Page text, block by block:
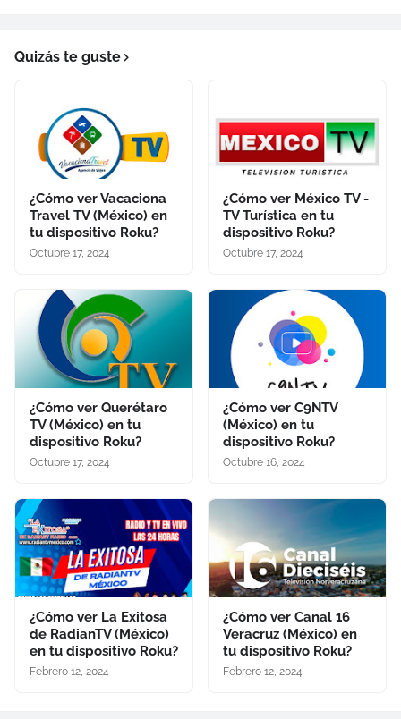
Quizás te guste
¿Cómo ver Vacaciona
Travel TV (México) en
tu dispositivo Roku?
Octubre 17, 2024
¿Cómo ver México TV -
TV Turística en tu
dispositivo Roku?
Octubre 17, 2024
¿Cómo ver Querétaro
TV (México) en tu
dispositivo Roku?
Octubre 17, 2024
¿Cómo ver C9NTV
(México) en tu
dispositivo Roku?
Octubre 16, 2024
¿Cómo ver La Exitosa
de RadianTV (México)
en tu dispositivo Roku?
Febrero 12, 2024
¿Cómo ver Canal 16
Veracruz (México) en
tu dispositivo Roku?
Febrero 12, 2024